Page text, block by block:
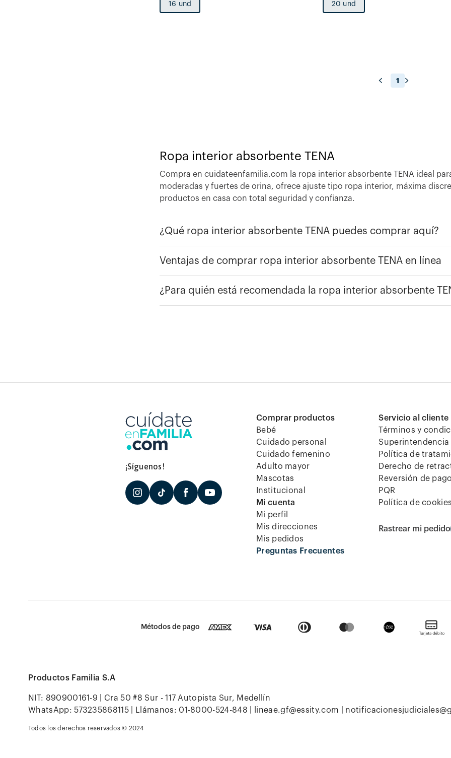
16 und 20 und
1
Ropa interior absorbente TENA
Compra en cuidateenfamilia.com la ropa interior absorbente TENA ideal
moderadas y fuertes de orina, ofrece ajuste tipo ropa interior, máxima
productos en casa con total seguridad y confianza.
¿Qué ropa interior absorbente TENA puedes comprar aquí?
Ventajas de comprar ropa interior absorbente TENA en línea
¿Para quién está recomendada la ropa interior absorbente
¡Síguenos!
Comprar productos
Bebé
Cuidado personal
Cuidado femenino
Adulto mayor
Mascotas
Institucional
Mi cuenta
Mi perfil
Mis direcciones
Mis pedidos
Preguntas Frecuentes
Servicio al cliente
Términos y
Política de
Derecho de
Reversión de
PQR
Política de
Rastrear mi pedido
Métodos de pago
Productos Familia S.A
NIT: 890900161-9 | Cra 50 #8 Sur - 117 Autopista Sur, Medellín
WhatsApp: 573235868115 | Llámanos: 01-8000-524-848 |
lineae.gf@essity.com
Todos los derechos reservados © 2024